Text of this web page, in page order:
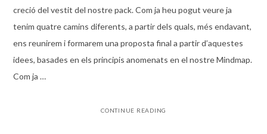
creció del vestit del nostre pack. Com ja heu pogut veure ja
tenim quatre camins diferents, a partir dels quals, més endavant,
ens reunirem i formarem una proposta final a partir d’aquestes
idees, basades en els principis anomenats en el nostre Mindmap.
Com ja …
CONTINUE READING